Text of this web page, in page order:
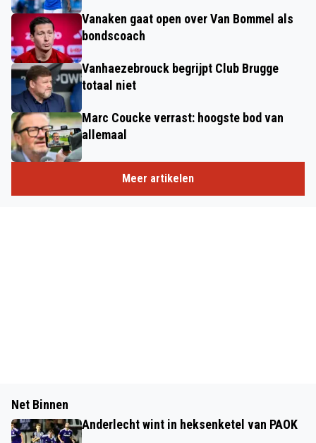
Vanaken gaat open over Van Bommel als
bondscoach
Vanhaezebrouck begrijpt Club Brugge
totaal niet
Marc Coucke verrast: hoogste bod van
allemaal
Meer artikelen
Net Binnen
Anderlecht wint in heksenketel van PAOK